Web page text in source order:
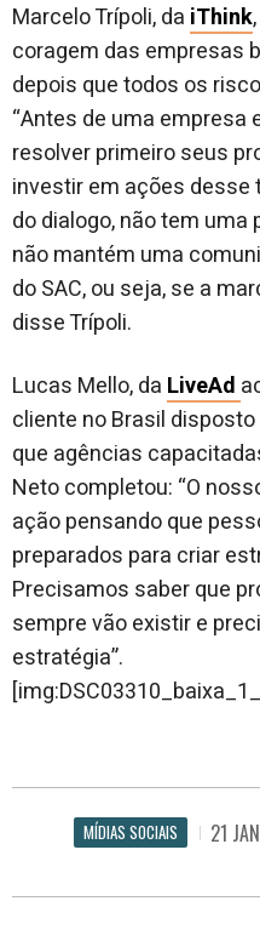
Marcelo Trípoli, da iThink
coragem das empresas
depois que todos os
“Antes de uma
resolver primeiro seus
investir em ações desse
do dialogo, não tem
não mantém uma
do SAC, ou seja, se a
disse Trípoli.
Lucas Mello, da LiveAd
cliente no Brasil
que agências
Neto completou: “O
ação pensando que
preparados para criar
Precisamos saber que
sempre vão existir e
estratégia”.
MÍDIAS SOCIAIS 21